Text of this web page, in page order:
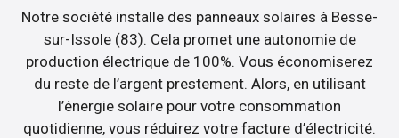
Notre société installe des panneaux solaires à Besse-
sur-Issole (83). Cela promet une autonomie de
production électrique de 100%. Vous économiserez
du reste de l’argent prestement. Alors, en utilisant
l’énergie solaire pour votre consommation
quotidienne, vous réduirez votre facture d’électricité.